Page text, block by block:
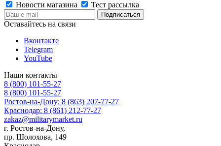
Новости магазина
Тест рассылка
Оставайтесь на связи
Вконтакте
Telegram
YouTube
Наши контакты
8 (800) 101-55-27
8 (800) 101-55-27
Ростов-на-Дону: 8 (863) 207-77-27
Краснодар: 8 (861) 212-77-27
zakaz@militarymarket.ru
г. Ростов-на-Дону,
пр. Шолохова, 149